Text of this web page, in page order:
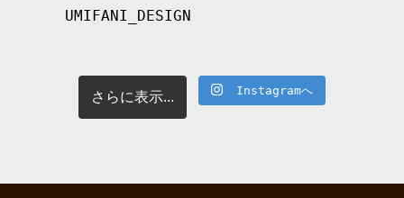
UMIFANI_DESIGN
さらに表示... Instagramへ